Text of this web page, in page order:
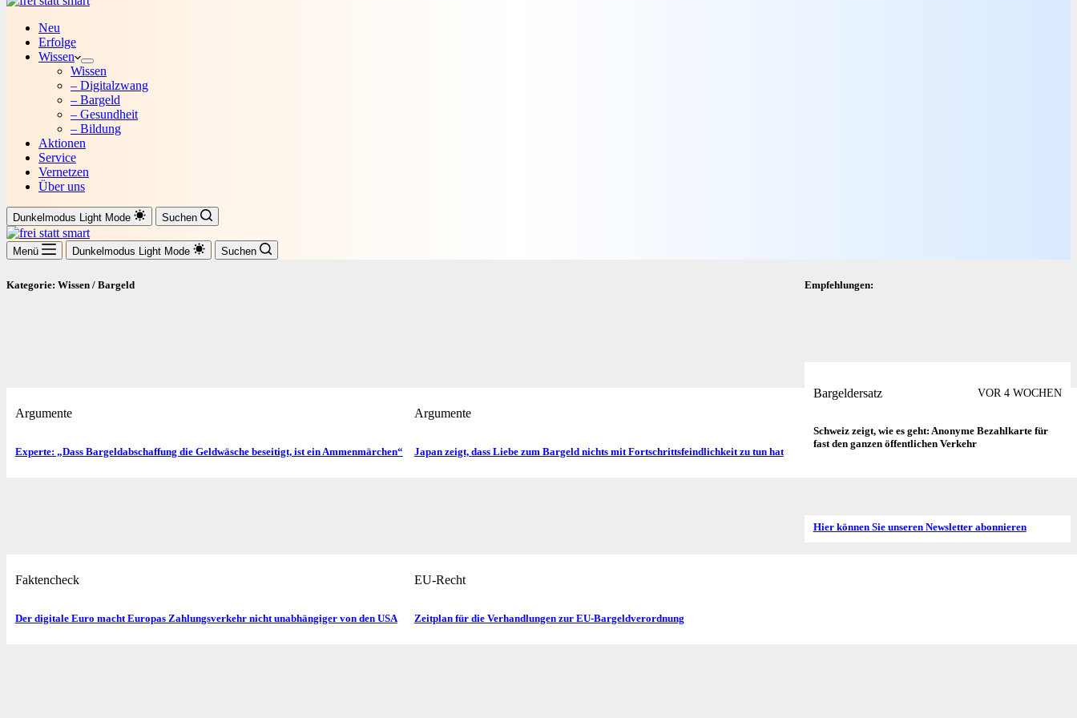
Neu
Erfolge
Wissen
Wissen
– Digitalzwang
– Bargeld
– Gesundheit
– Bildung
Aktionen
Service
Vernetzen
Über uns
Dunkelmodus Light Mode Suchen
Menü Dunkelmodus Light Mode Suchen
Kategorie: Wissen / Bargeld
Argumente
Experte: „Dass Bargeld­abschaffung die Geld­wäsche beseitigt, ist ein Ammen­märchen“
Argumente
Japan zeigt, dass Liebe zum Bargeld nichts mit Fortschritts­feindlichkeit zu tun hat
Faktencheck
Der digitale Euro macht Europas Zahlungs­verkehr nicht unabhängiger von den USA
EU-Recht
Zeitplan für die Verhandlungen zur EU-Bargeldverordnung
Empfehlungen:
Bargeldersatz VOR 4 WOCHEN
Schweiz zeigt, wie es geht: Anonyme Bezahlkarte für
fast den ganzen öffentlichen Verkehr
Hier können Sie unseren Newsletter abonnieren